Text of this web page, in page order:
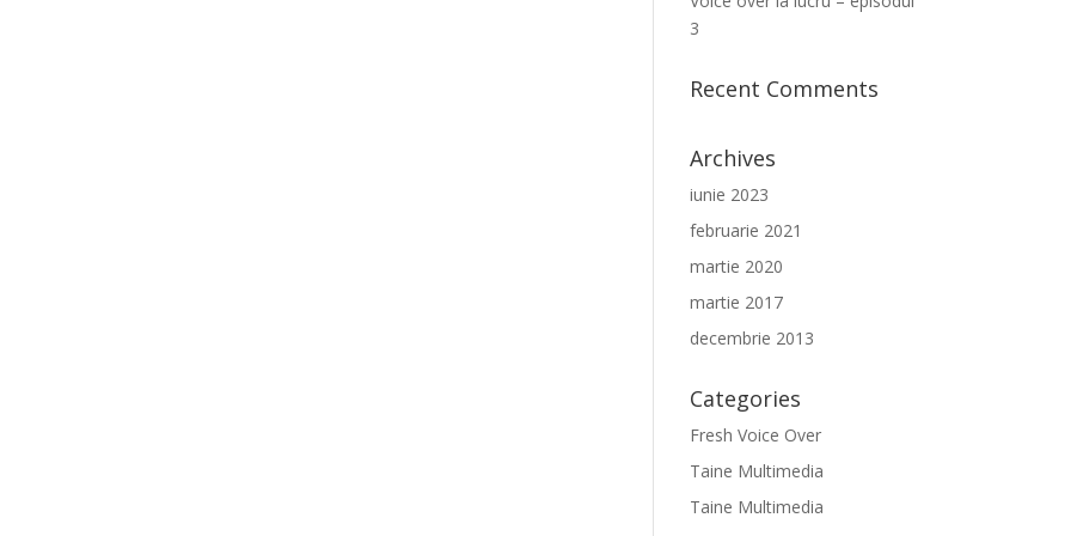
3
Recent Comments
Archives
iunie 2023
februarie 2021
martie 2020
martie 2017
decembrie 2013
Categories
Fresh Voice Over
Taine Multimedia
Taine Multimedia